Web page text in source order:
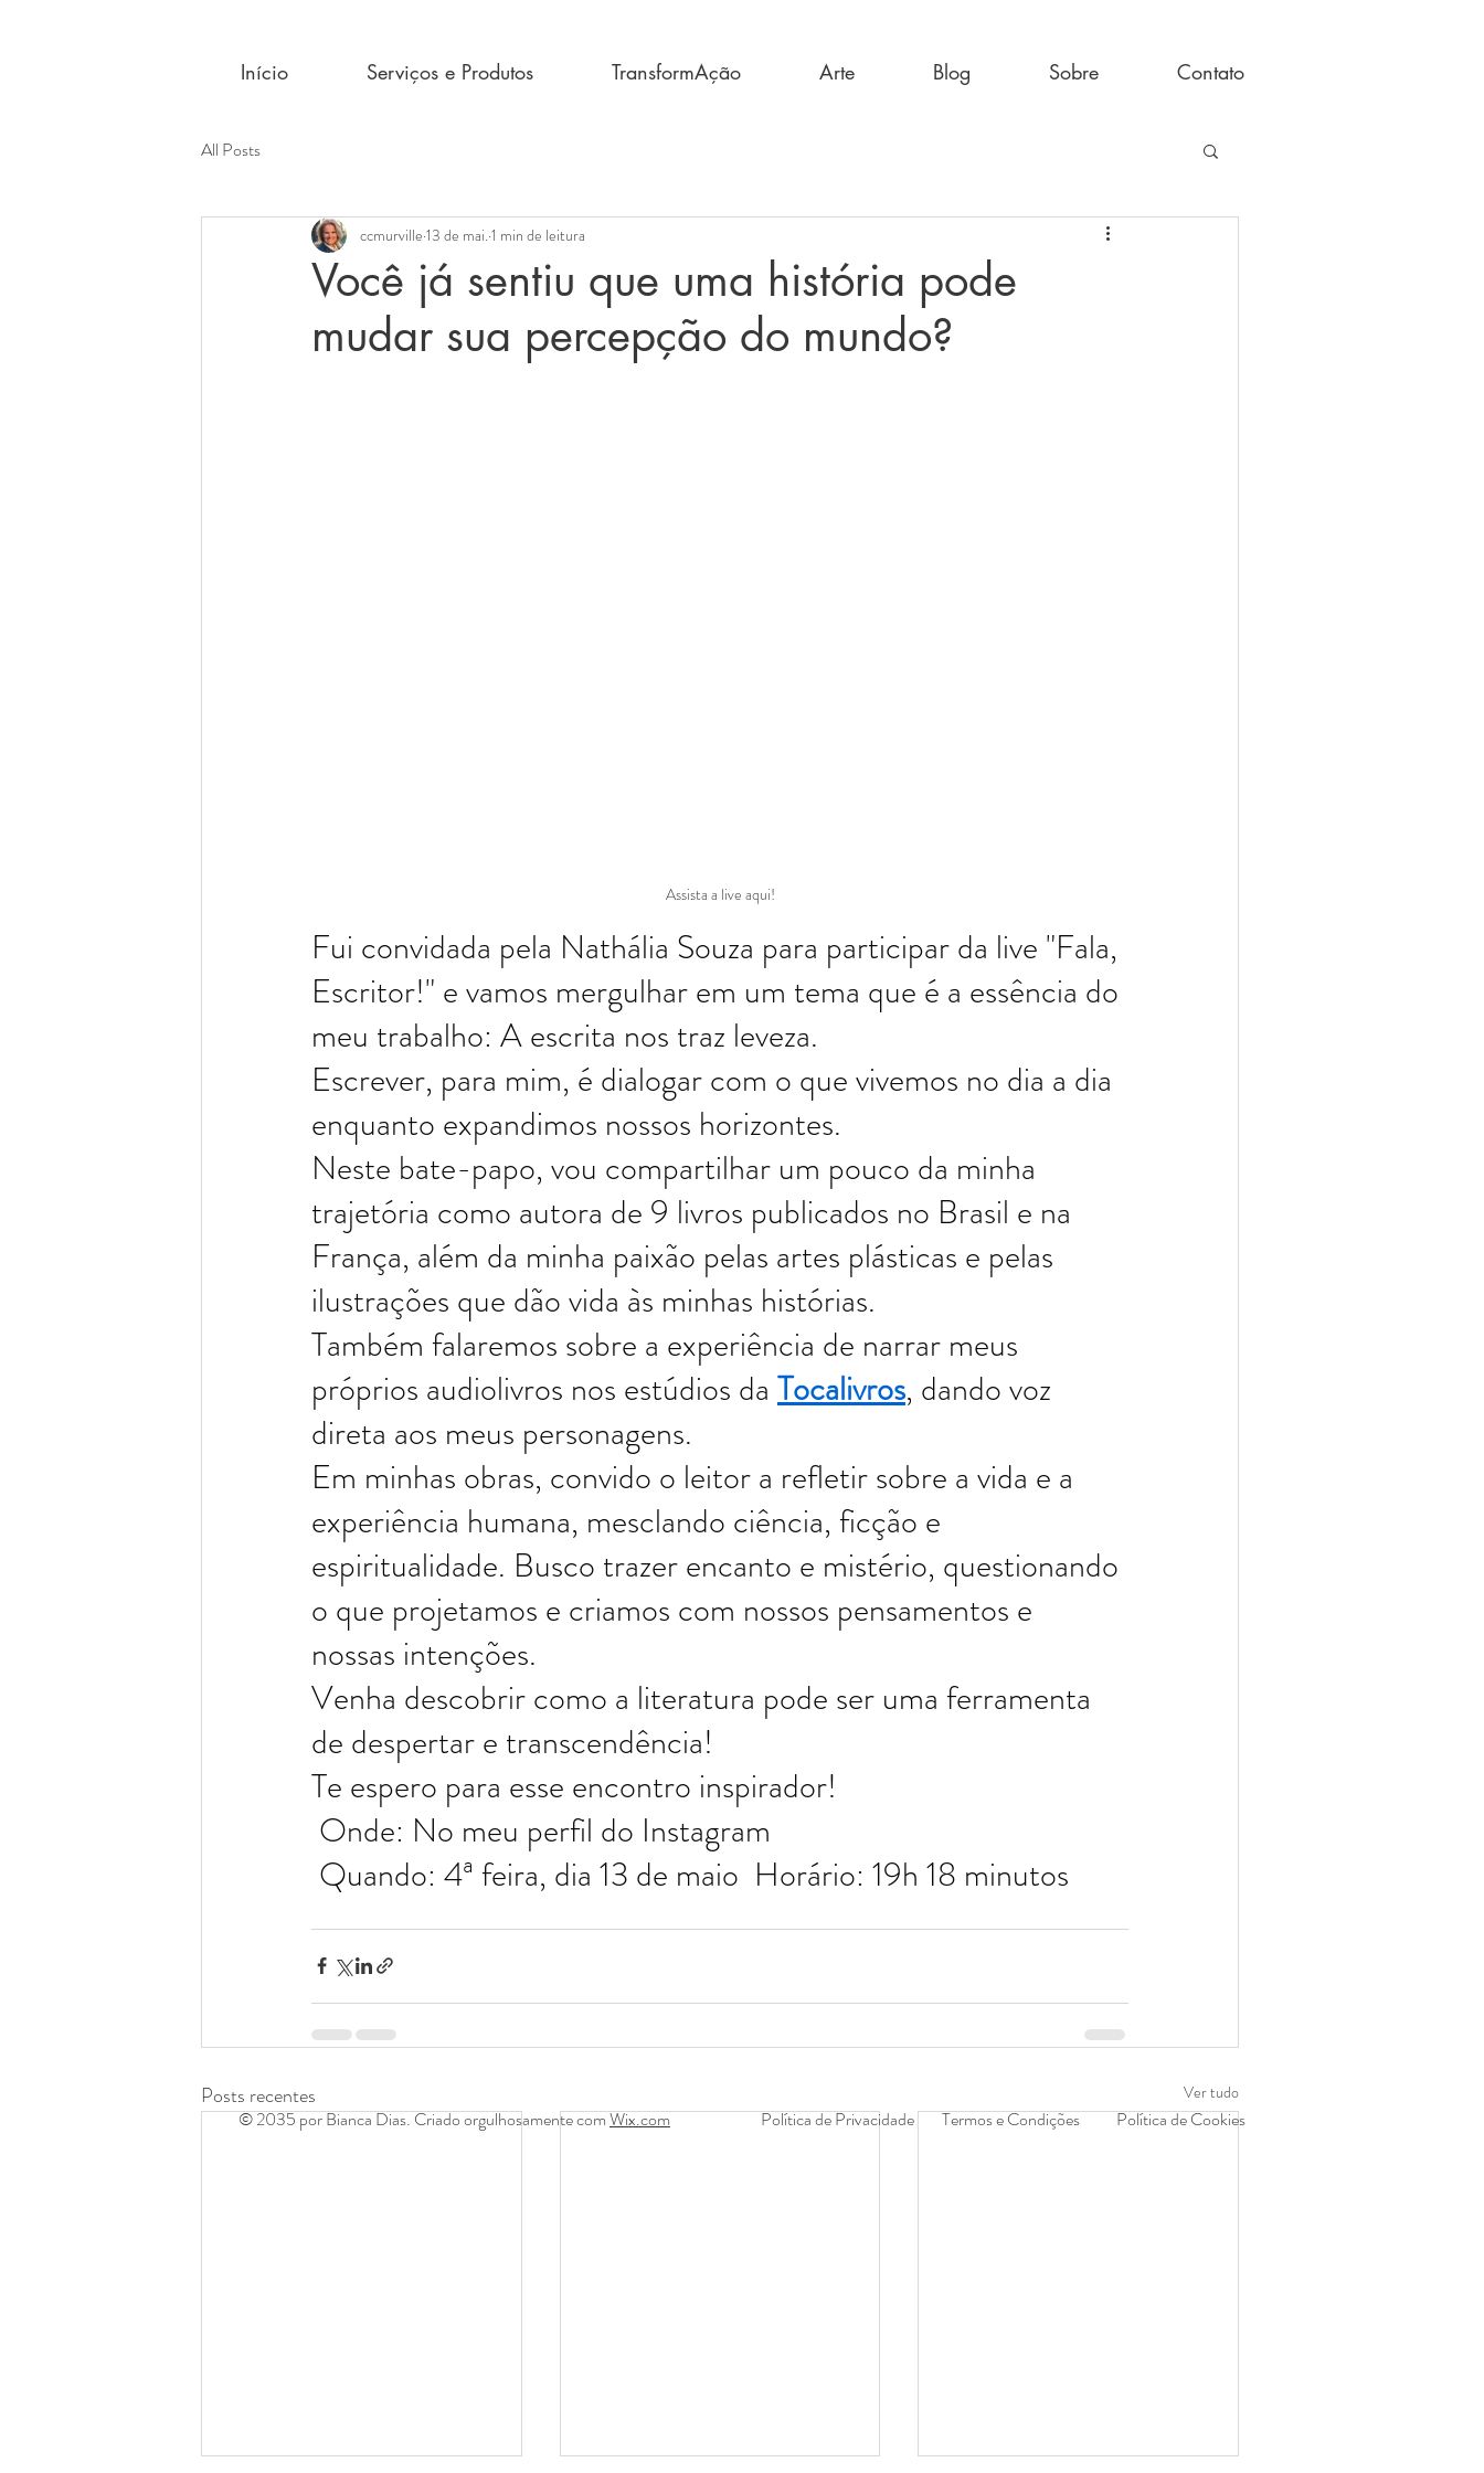
Início Serviços e Produtos TransformAção Arte Blog Sobre Contato
All Posts
Você já sentiu que uma história pode
mudar sua percepção do mundo?
ccmurville 13 de mai. 1 min de leitura
Assista a live aqui!
Fui convidada pela Nathália Souza para participar da live "Fala,
Escritor!" e vamos mergulhar em um tema que é a essência do
meu trabalho: A escrita nos traz leveza.
Escrever, para mim, é dialogar com o que vivemos no dia a dia
enquanto expandimos nossos horizontes.
Neste bate-papo, vou compartilhar um pouco da minha
trajetória como autora de 9 livros publicados no Brasil e na
França, além da minha paixão pelas artes plásticas e pelas
ilustrações que dão vida às minhas histórias.
Também falaremos sobre a experiência de narrar meus
próprios audiolivros nos estúdios da Tocalivros, dando voz
direta aos meus personagens.
Em minhas obras, convido o leitor a refletir sobre a vida e a
experiência humana, mesclando ciência, ficção e
espiritualidade. Busco trazer encanto e mistério, questionando
o que projetamos e criamos com nossos pensamentos e
nossas intenções.
Venha descobrir como a literatura pode ser uma ferramenta
de despertar e transcendência!
Te espero para esse encontro inspirador!
Onde: No meu perfil do Instagram
Quando: 4ª feira, dia 13 de maio  Horário: 19h 18 minutos
Posts recentes Ver tudo
© 2035 por Bianca Dias. Criado orgulhosamente comWix.com Política de Privacidade Termos e Condições Política de Cookies